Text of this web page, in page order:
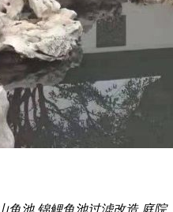
鱼池,锦鲤鱼池过滤改造,庭院